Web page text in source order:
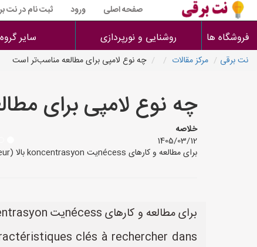
صفحه اصلی ورود ثبت نام در نت
فروشگاه ها روشنایی و نورپردازی سایر
نت برقی مرکز مقالات چه نوع لامپی برای مطالعه مناسب‌تر است
چه نوع لامپی برای
خلاصه
1405/03/12
برای مطالعه و کارهای nécessیت koncentrasyon بالا (comme la lecture, l'écriture ou le travail sur ordinateur), le choix de l'éclairage a un impact direct sur la fatigue oculaire
clés à rechercher dans